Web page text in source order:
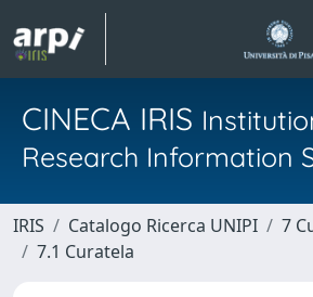
CINECA IRIS
Research Information
IRIS Catalogo Ricerca UNIPI
7
7.1 Curatela